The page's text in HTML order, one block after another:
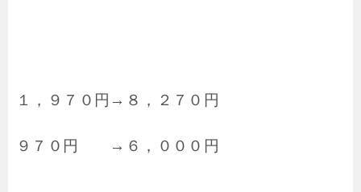
１，９７０円→８，２７０円
９７０円 →６，０００円